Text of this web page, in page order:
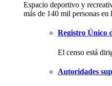
Espacio deportivo y
más de 140 mil personas en
Registro Único
El censo está
Autoridades